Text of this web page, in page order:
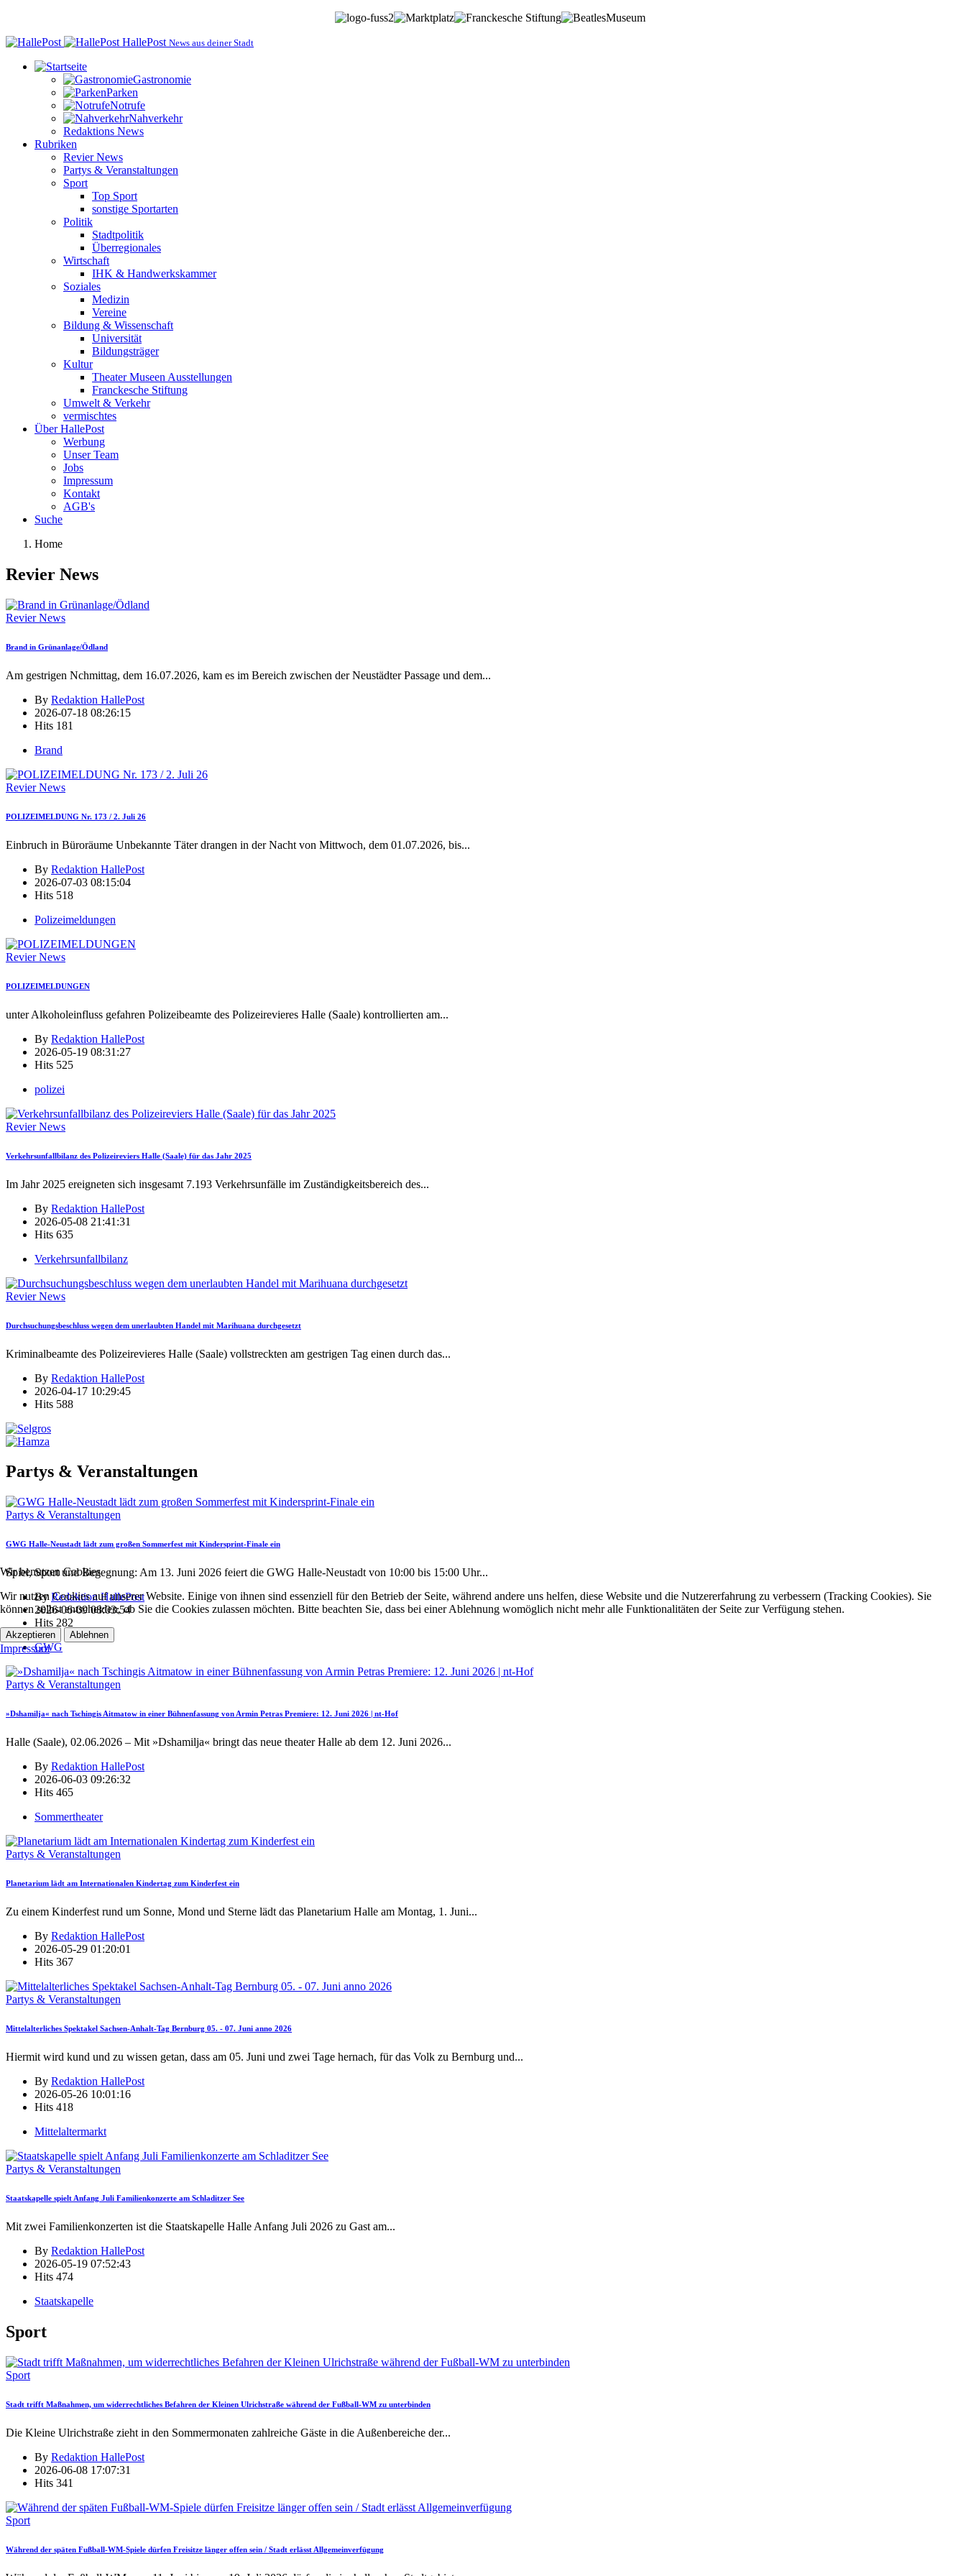
HallePost News aus deiner Stadt
Gastronomie
Parken
Notrufe
Nahverkehr
Redaktions News
Rubriken
Revier News
Partys & Veranstaltungen
Sport
Top Sport
sonstige Sportarten
Politik
Stadtpolitik
Überregionales
Wirtschaft
IHK & Handwerkskammer
Soziales
Medizin
Vereine
Bildung & Wissenschaft
Universität
Bildungsträger
Kultur
Theater Museen Ausstellungen
Franckesche Stiftung
Umwelt & Verkehr
vermischtes
Über HallePost
Werbung
Unser Team
Jobs
Impressum
Kontakt
AGB's
Suche
Home
Revier News
Revier News
Brand in Grünanlage/Ödland
Am gestrigen Nchmittag, dem 16.07.2026, kam es im Bereich zwischen der Neustädter Passage und dem...
By Redaktion HallePost
2026-07-18 08:26:15
Hits 181
Brand
Revier News
POLIZEIMELDUNG Nr. 173 / 2. Juli 26
Einbruch in Büroräume Unbekannte Täter drangen in der Nacht von Mittwoch, dem 01.07.2026, bis...
By Redaktion HallePost
2026-07-03 08:15:04
Hits 518
Polizeimeldungen
Revier News
POLIZEIMELDUNGEN
unter Alkoholeinfluss gefahren Polizeibeamte des Polizeirevieres Halle (Saale) kontrollierten am...
By Redaktion HallePost
2026-05-19 08:31:27
Hits 525
polizei
Revier News
Verkehrsunfallbilanz des Polizeireviers Halle (Saale) für das Jahr 2025
Im Jahr 2025 ereigneten sich insgesamt 7.193 Verkehrsunfälle im Zuständigkeitsbereich des...
By Redaktion HallePost
2026-05-08 21:41:31
Hits 635
Verkehrsunfallbilanz
Revier News
Durchsuchungsbeschluss wegen dem unerlaubten Handel mit Marihuana durchgesetzt
Kriminalbeamte des Polizeirevieres Halle (Saale) vollstreckten am gestrigen Tag einen durch das...
By Redaktion HallePost
2026-04-17 10:29:45
Hits 588
Partys & Veranstaltungen
Partys & Veranstaltungen
GWG Halle-Neustadt lädt zum großen Sommerfest mit Kindersprint-Finale ein
Spiel, Sport und Begegnung: Am 13. Juni 2026 feiert die GWG Halle-Neustadt von 10:00 bis 15:00 Uhr...
ByRedaktion HallePost
2026-06-09 08:03:54
Hits 282
GWG
Partys & Veranstaltungen
»Dshamilja« nach Tschingis Aitmatow in einer Bühnenfassung von Armin Petras Premiere: 12. Juni 2026 | nt-Hof
Halle (Saale), 02.06.2026 – Mit »Dshamilja« bringt das neue theater Halle ab dem 12. Juni 2026...
By Redaktion HallePost
2026-06-03 09:26:32
Hits 465
Sommertheater
Partys & Veranstaltungen
Planetarium lädt am Internationalen Kindertag zum Kinderfest ein
Zu einem Kinderfest rund um Sonne, Mond und Sterne lädt das Planetarium Halle am Montag, 1. Juni...
By Redaktion HallePost
2026-05-29 01:20:01
Hits 367
Partys & Veranstaltungen
Mittelalterliches Spektakel Sachsen-Anhalt-Tag Bernburg 05. - 07. Juni anno 2026
Hiermit wird kund und zu wissen getan, dass am 05. Juni und zwei Tage hernach, für das Volk zu Bernburg und...
By Redaktion HallePost
2026-05-26 10:01:16
Hits 418
Mittelaltermarkt
Partys & Veranstaltungen
Staatskapelle spielt Anfang Juli Familienkonzerte am Schladitzer See
Mit zwei Familienkonzerten ist die Staatskapelle Halle Anfang Juli 2026 zu Gast am...
By Redaktion HallePost
2026-05-19 07:52:43
Hits 474
Staatskapelle
Sport
Sport
Stadt trifft Maßnahmen, um widerrechtliches Befahren der Kleinen Ulrichstraße während der Fußball-WM zu unterbinden
Die Kleine Ulrichstraße zieht in den Sommermonaten zahlreiche Gäste in die Außenbereiche der...
By Redaktion HallePost
2026-06-08 17:07:31
Hits 341
Sport
Während der späten Fußball-WM-Spiele dürfen Freisitze länger offen sein / Stadt erlässt Allgemeinverfügung
Wir benutzen Cookies
Wir nutzen Cookies auf unserer Website. Einige von ihnen sind essenziell für den Betrieb der Seite, während andere uns helfen, diese Website und die Nutzererfahrung zu verbessern (Tracking Cookies). Sie
können selbst entscheiden, ob Sie die Cookies zulassen möchten. Bitte beachten Sie, dass bei einer Ablehnung womöglich nicht mehr alle Funktionalitäten der Seite zur Verfügung stehen.
Akzeptieren Ablehnen
Impressum